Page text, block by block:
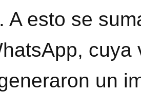
A esto se
un